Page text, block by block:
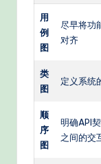
用
例
图
尽早将功
对齐
类
图
定义系统
顺
序
图
明确API
之间的交